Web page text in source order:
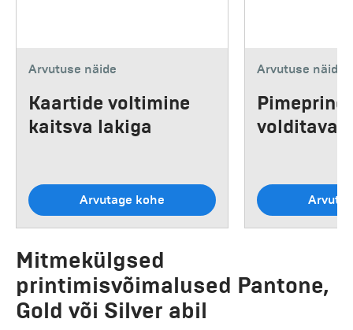
Arvutuse näide
Kaartide voltimine
kaitsva lakiga
Arvutage kohe
Arvutuse näide
Mitmekülgsed
printimisvõimalused Pantone,
Gold või Silver abil